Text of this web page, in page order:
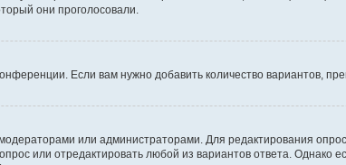
они проголосовали.
Если вам нужно добавить количество вариантов,
или администраторами. Для редактирования
или отредактировать любой из вариантов ответа. Однако